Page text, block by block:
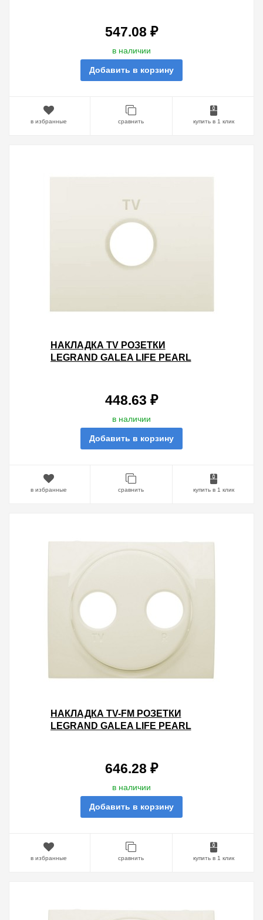
547.08 ₽
в наличии
Добавить в корзину
в избранные сравнить купить в 1 клик
НАКЛАДКА TV РОЗЕТКИ
LEGRAND GALEA LIFE PEARL
448.63 ₽
в наличии
Добавить в корзину
в избранные сравнить купить в 1 клик
НАКЛАДКА TV-FM РОЗЕТКИ
LEGRAND GALEA LIFE PEARL
646.28 ₽
в наличии
Добавить в корзину
в избранные сравнить купить в 1 клик